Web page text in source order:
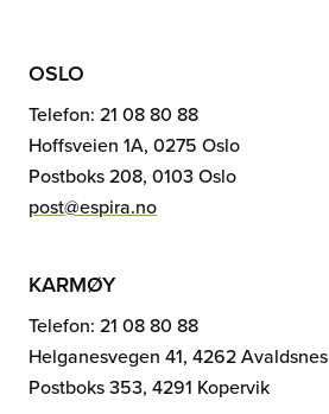
OSLO
Telefon: 21 08 80 88
Hoffsveien 1A, 0275 Oslo
Postboks 208, 0103 Oslo
post@espira.no
KARMØY
Telefon: 21 08 80 88
Helganesvegen 41, 4262 Avaldsnes
Postboks 353, 4291 Kopervik